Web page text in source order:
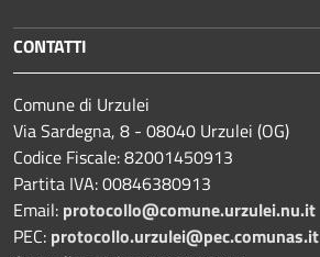
CONTATTI
Comune di Urzulei
Via Sardegna, 8 - 08040 Urzulei (OG)
Codice Fiscale: 82001450913
Partita IVA: 00846380913
Email: protocollo@comune.urzulei.nu.it
PEC: protocollo.urzulei@pec.comunas.it